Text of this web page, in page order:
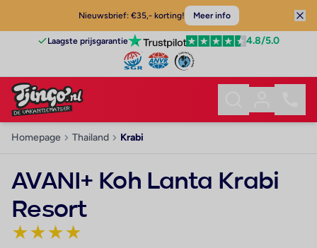
Nieuwsbrief: €35,- korting! Meer info
Laagste prijsgarantie 4.8/5.0
Homepage Thailand Krabi
AVANI+ Koh Lanta Krabi
Resort
★★★★